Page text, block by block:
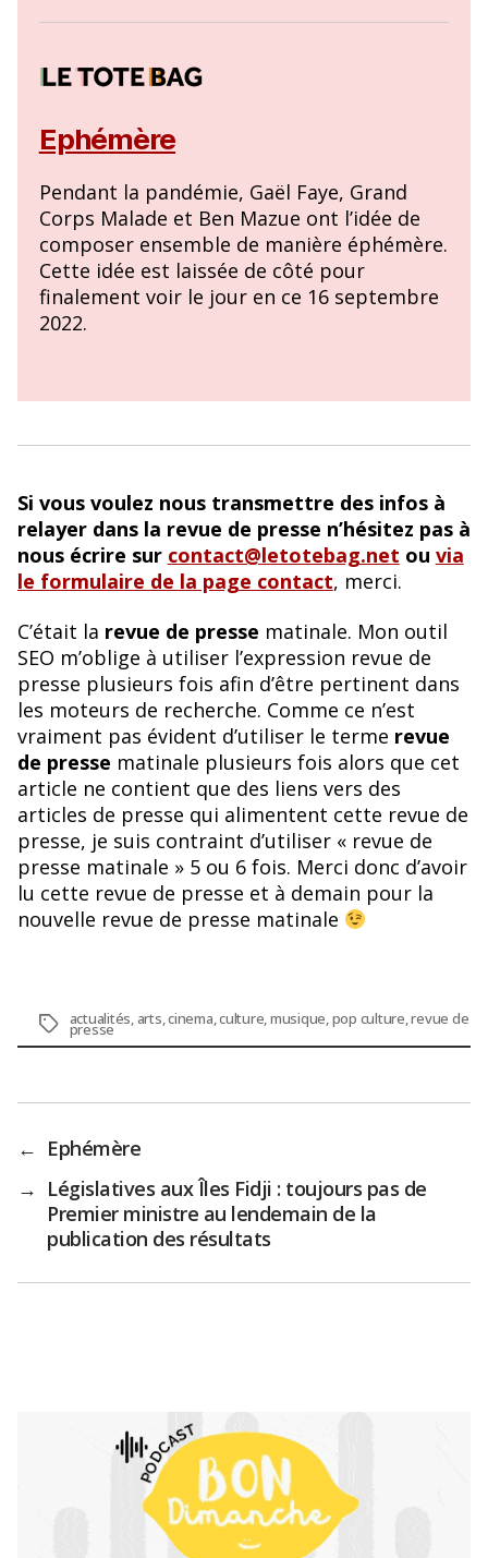
Ephémère
Pendant la pandémie, Gaël Faye, Grand
Corps Malade et Ben Mazue ont l’idée de
composer ensemble de manière éphémère.
Cette idée est laissée de côté pour
finalement voir le jour en ce 16 septembre
2022.
Si vous voulez nous transmettre des infos à
relayer dans la revue de presse n’hésitez pas à
nous écrire sur contact@letotebag.net ou via
le formulaire de la page contact, merci.
C’était la revue de presse matinale. Mon outil
SEO m’oblige à utiliser l’expression revue de
presse plusieurs fois afin d’être pertinent dans
les moteurs de recherche. Comme ce n’est
vraiment pas évident d’utiliser le terme revue
de presse matinale plusieurs fois alors que cet
article ne contient que des liens vers des
articles de presse qui alimentent cette revue de
presse, je suis contraint d’utiliser « revue de
presse matinale » 5 ou 6 fois. Merci donc d’avoir
lu cette revue de presse et à demain pour la
nouvelle revue de presse matinale
Étiquettes
actualités, arts,cinema,culture,musique,pop culture,revue de
presse
← Ephémère
→ Législatives aux Îles Fidji : toujours pas de
Premier ministre au lendemain de la
publication des résultats